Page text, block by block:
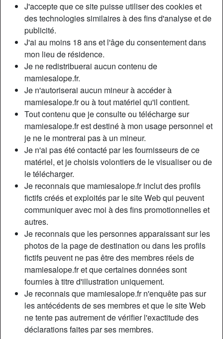
J'accepte que ce site puisse utiliser des cookies et
des technologies similaires à des fins d'analyse et de
publicité.
J'ai au moins 18 ans et l'âge du consentement dans
mon lieu de résidence.
Je ne redistribuerai aucun contenu de
mamiesalope.fr.
Je n'autoriserai aucun mineur à accéder à
mamiesalope.fr ou à tout matériel qu'il contient.
Tout contenu que je consulte ou télécharge sur
mamiesalope.fr est destiné à mon usage personnel et
je ne le montrerai pas à un mineur.
Je n'ai pas été contacté par les fournisseurs de ce
matériel, et je choisis volontiers de le visualiser ou de
le télécharger.
Je reconnais que mamiesalope.fr inclut des profils
fictifs créés et exploités par le site Web qui peuvent
communiquer avec moi à des fins promotionnelles et
autres.
Je reconnais que les personnes apparaissant sur les
photos de la page de destination ou dans les profils
fictifs peuvent ne pas être des membres réels de
mamiesalope.fr et que certaines données sont
fournies à titre d'illustration uniquement.
Je reconnais que mamiesalope.fr n'enquête pas sur
les antécédents de ses membres et que le site Web
ne tente pas autrement de vérifier l'exactitude des
déclarations faites par ses membres.
Nickname:
EmilieMtitz
Âge:
62
Pays:
France
Département:
Pyrénées-Atlantiques
Sexe:
Femme
Sexualité:
Hétéro
Relation:
Couleur des cheveux:
Blonde
Couleur des yeux:
Bleu
Épilé(e):
Oui
Fumeur(euse):
Description
Envie d'un plan cul avec femme cougar qui te correspond ?
Alors tu es sur le bon profil ! Le mien ! Je me présente, je
suis Emilie, femme qui souhaite trouver de jeunes hommes
pleins d’envies et de désirs pour moi ! Épicurienne,
curieuse et aimant les caresses, je suis chaude comme de
la braise mais ne souhaite pas me refroidir un instant !